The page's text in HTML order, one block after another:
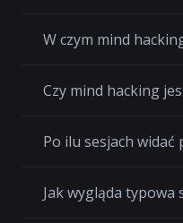
W czym mind
Czy mind hacking
Po ilu sesjach widać
Jak wygląda typowa